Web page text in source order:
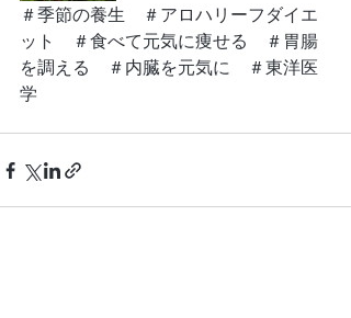
＃季節の養生　＃アロハリーフダイエ
ット　＃食べて元気に痩せる　＃胃腸
を調える　＃内臓を元気に　＃東洋医
学